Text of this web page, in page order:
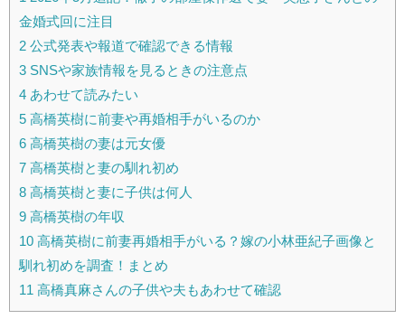
金婚式回に注目
2 公式発表や報道で確認できる情報
3 SNSや家族情報を見るときの注意点
4 あわせて読みたい
5 高橋英樹に前妻や再婚相手がいるのか
6 高橋英樹の妻は元女優
7 高橋英樹と妻の馴れ初め
8 高橋英樹と妻に子供は何人
9 高橋英樹の年収
10 高橋英樹に前妻再婚相手がいる？嫁の小林亜紀子画像と
馴れ初めを調査！まとめ
11 高橋真麻さんの子供や夫もあわせて確認